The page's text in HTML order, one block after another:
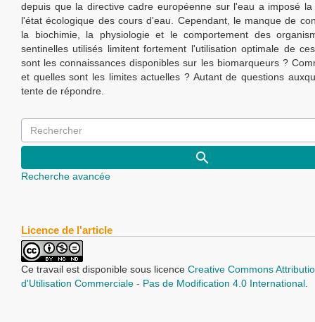
depuis que la directive cadre européenne sur l'eau a imposé la
l'état écologique des cours d'eau. Cependant, le manque de
la biochimie, la physiologie et le comportement des
sentinelles utilisés limitent fortement l'utilisation optimale de
sont les connaissances disponibles sur les biomarqueurs ?
et quelles sont les limites actuelles ? Autant de questions
tente de répondre.
Recherche avancée
Licence de l'article
Ce travail est disponible sous licence Creative Commons
d'Utilisation Commerciale - Pas de Modification 4.0 International.